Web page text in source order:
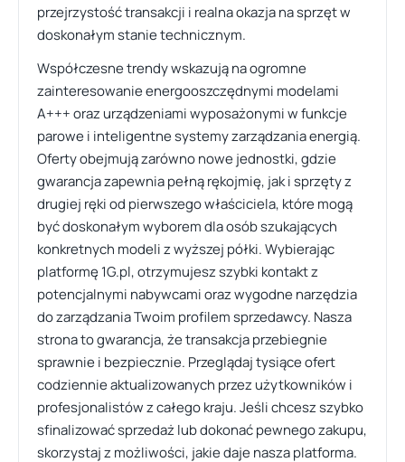
przejrzystość transakcji i realna okazja na sprzęt w
doskonałym stanie technicznym.
Współczesne trendy wskazują na ogromne
zainteresowanie energooszczędnymi modelami
A+++ oraz urządzeniami wyposażonymi w funkcje
parowe i inteligentne systemy zarządzania energią.
Oferty obejmują zarówno nowe jednostki, gdzie
gwarancja zapewnia pełną rękojmię, jak i sprzęty z
drugiej ręki od pierwszego właściciela, które mogą
być doskonałym wyborem dla osób szukających
konkretnych modeli z wyższej półki. Wybierając
platformę 1G.pl, otrzymujesz szybki kontakt z
potencjalnymi nabywcami oraz wygodne narzędzia
do zarządzania Twoim profilem sprzedawcy. Nasza
strona to gwarancja, że transakcja przebiegnie
sprawnie i bezpiecznie. Przeglądaj tysiące ofert
codziennie aktualizowanych przez użytkowników i
profesjonalistów z całego kraju. Jeśli chcesz szybko
sfinalizować sprzedaż lub dokonać pewnego zakupu,
skorzystaj z możliwości, jakie daje nasza platforma.